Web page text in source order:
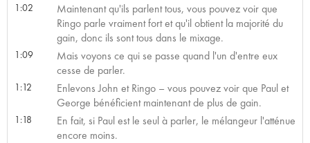
1:02
Maintenant qu'ils parlent tous, vous pouvez voir que
Ringo parle vraiment fort et qu'il obtient la majorité du
gain, donc ils sont tous dans le mixage.
1:09
Mais voyons ce qui se passe quand l'un d'entre eux
cesse de parler.
1:12
Enlevons John et Ringo – vous pouvez voir que Paul et
George bénéficient maintenant de plus de gain.
1:18
En fait, si Paul est le seul à parler, le mélangeur l'atténue
encore moins.